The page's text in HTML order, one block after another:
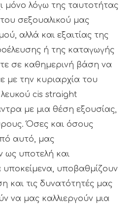
μόνο λόγω της ταυτοτήτας
σεξουαλικού μας
αλλά και εξαιτίας της
ή της καταγωγής
σε καθημερινή βάση να
με την κυριαρχία του
cis straight
με μια θέση εξουσίας,
Όσες και όσους
αυτό, μας
ως υποτελή και
υποκείμενα, υποβαθμίζουν
και τις δυνατότητές μας
να μας καλλιεργούν μια